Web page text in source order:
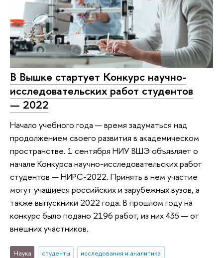
В Вышке стартует Конкурс научно-
исследовательских работ студентов
— 2022
Начало учебного года — время задуматься над
продолжением своего развития в академическом
пространстве. 1 сентября НИУ ВШЭ объявляет о
начале Конкурса научно-исследовательских работ
студентов — НИРС-2022. Принять в нем участие
могут учащиеся российских и зарубежных вузов, а
также выпускники 2022 года. В прошлом году на
конкурс было подано 2196 работ, из них 435 — от
внешних участников.
Наука студенты
исследования и аналитика